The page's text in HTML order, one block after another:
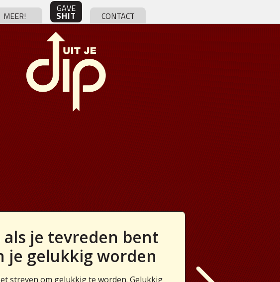
MEER!
GAVE
SHIT CONTACT
als je tevreden bent
je gelukkig worden
streven om gelukkig te worden. Gelukkig